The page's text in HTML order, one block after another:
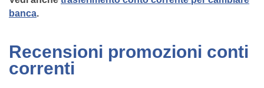
banca.
Recensioni promozioni conti
correnti